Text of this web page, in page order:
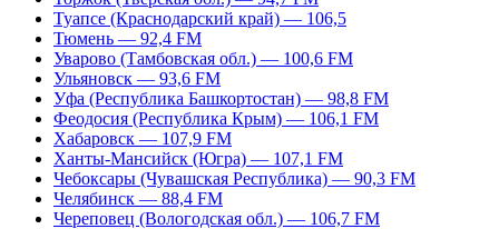
Туапсе (Краснодарский край) — 106,5
Тюмень — 92,4 FM
Уварово (Тамбовская обл.) — 100,6 FM
Ульяновск — 93,6 FM
Уфа (Республика Башкортостан) — 98,8 FM
Феодосия (Республика Крым) — 106,1 FM
Хабаровск — 107,9 FM
Ханты-Мансийск (Югра) — 107,1 FM
Чебоксары (Чувашская Республика) — 90,3 FM
Челябинск — 88,4 FM
Череповец (Вологодская обл.) — 106,7 FM